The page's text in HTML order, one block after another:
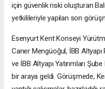
için güvenlik riski oluşturan
yetkilileriyle yapılan son
Esenyurt Kent Konseyi
Caner Mengüoğul, İBB
ve İBB Altyapı Yatırımları
bir araya geldi. Görüşmede,